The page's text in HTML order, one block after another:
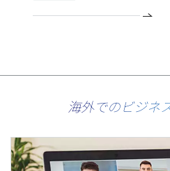
海外でのビジネ